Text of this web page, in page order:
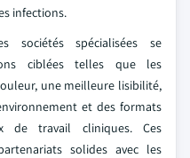
infections.
sociétés spécialisées se
ciblées telles que les
une meilleure lisibilité,
et des formats
de travail cliniques. Ces
solides avec les